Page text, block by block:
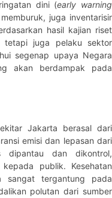
dini (early warning
juga inventarisir
hasil kajian riset
tetapi juga pelaku sektor
segenap upaya Negara
akan berdampak pada
Jakarta berasal dari
emisi dan lepasan dari
dipantau dan dikontrol,
publik. Kesehatan
sangat tergantung pada
polutan dari sumber